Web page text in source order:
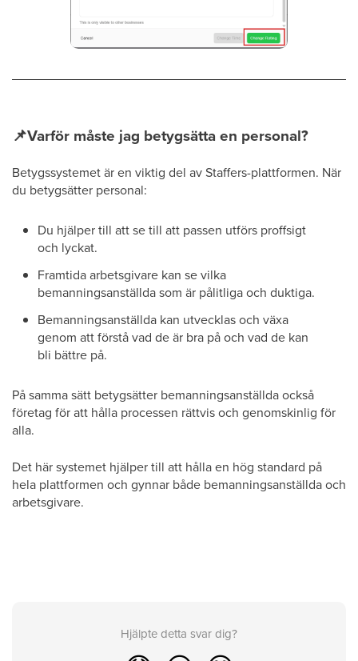
📌Varför måste jag betygsätta en personal?
Betygssystemet är en viktig del av Staffers-plattformen. När
du betygsätter personal:
Du hjälper till att se till att passen utförs proffsigt
och lyckat.
Framtida arbetsgivare kan se vilka
bemanningsanställda som är pålitliga och duktiga.
Bemanningsanställda kan utvecklas och växa
genom att förstå vad de är bra på och vad de kan
bli bättre på.
På samma sätt betygsätter bemanningsanställda också
företag för att hålla processen rättvis och genomskinlig för
alla.
Det här systemet hjälper till att hålla en hög standard på
hela plattformen och gynnar både bemanningsanställda och
arbetsgivare.
Hjälpte detta svar dig?